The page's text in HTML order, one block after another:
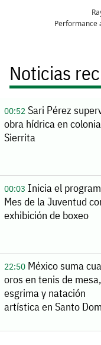
Noticias
00:52Sari Pérez
obra hídrica en
Sierrita
00:03 Inicia el
Mes de la Juventud
exhibición de boxeo
22:50México suma
oros en tenis de mesa,
esgrima y natación
artística en Santo